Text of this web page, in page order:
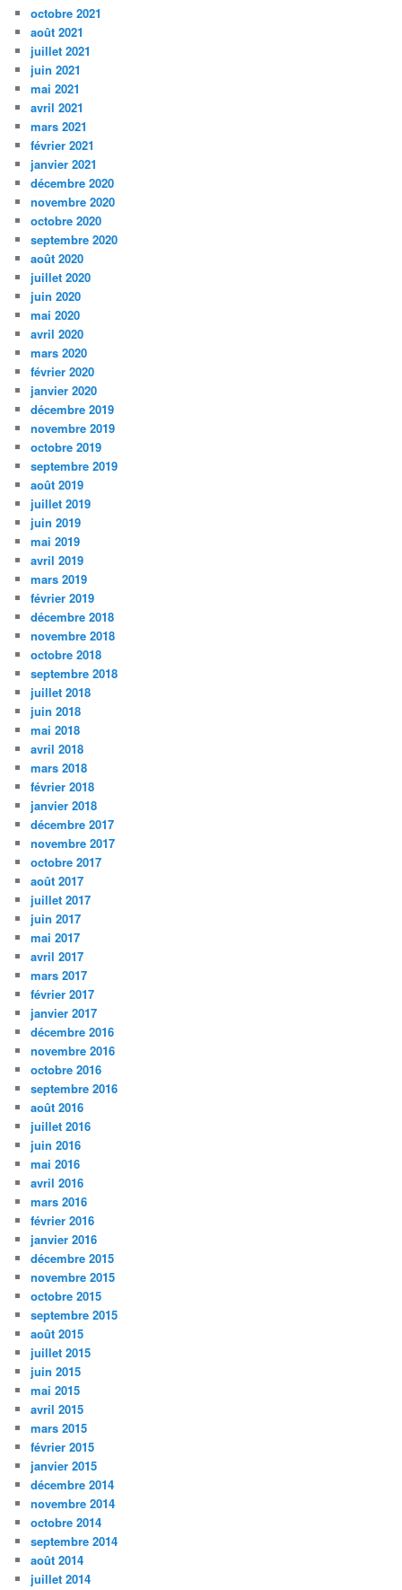
octobre 2021
août 2021
juillet 2021
juin 2021
mai 2021
avril 2021
mars 2021
février 2021
janvier 2021
décembre 2020
novembre 2020
octobre 2020
septembre 2020
août 2020
juillet 2020
juin 2020
mai 2020
avril 2020
mars 2020
février 2020
janvier 2020
décembre 2019
novembre 2019
octobre 2019
septembre 2019
août 2019
juillet 2019
juin 2019
mai 2019
avril 2019
mars 2019
février 2019
décembre 2018
novembre 2018
octobre 2018
septembre 2018
juillet 2018
juin 2018
mai 2018
avril 2018
mars 2018
février 2018
janvier 2018
décembre 2017
novembre 2017
octobre 2017
août 2017
juillet 2017
juin 2017
mai 2017
avril 2017
mars 2017
février 2017
janvier 2017
décembre 2016
novembre 2016
octobre 2016
septembre 2016
août 2016
juillet 2016
juin 2016
mai 2016
avril 2016
mars 2016
février 2016
janvier 2016
décembre 2015
novembre 2015
octobre 2015
septembre 2015
août 2015
juillet 2015
juin 2015
mai 2015
avril 2015
mars 2015
février 2015
janvier 2015
décembre 2014
novembre 2014
octobre 2014
septembre 2014
août 2014
juillet 2014